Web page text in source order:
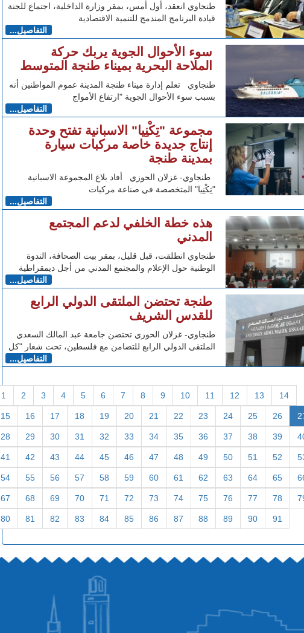
طنجاوي انعقد، أول أمس، بمقر وزارة الداخلية، اجتماع للجنة
قيادة البرنامج المندمج للتنمية الاقتصادية
التفاصيل...
سوء الأحوال الجوية يربك حركة
الملاحة البحرية بميناء طنجة المتوسط
طنجاوي تعلم إدارة ميناء طنجة المدينة عموم المواطنين أنه
بسبب سوء الأحوال الجوية "ارتفاع الأمواج
التفاصيل...
مجموعة "تِكْنِيا" الاسبانية تفتح وحدة
إنتاج جديدة خاصة مركبات سيارة
بمدينة طنجة
طنجاوي- غزلان الحوزي أفاد بلاغ المجموعة الاسبانية
"تِكْنِيا" المتخصصة في صناعة مركبات
التفاصيل...
هذه خطة الخلفي لدعم المجتمع
المدني
طنجاوي انطلقت، قبل قليل، بمقر بيت الصحافة، الندوة
الوطنية حول الإعلام والمجتمع المدني من أجل ديمقراطية
التفاصيل...
طنجة تحتضن الملتقى الدولي الرابع
للقدس الشريف
طنجاوي- غزلان الحوزي تحتضن جامعة عبد المالك السعدي
الملتقى الدولي الرابع للتضامن مع فلسطين، تحت شعار "كل
التفاصيل...
1 2 3 4 5 6 7 8 9 10 11 12 13 14
15 16 17 18 19 20 21 22 23 24 25 26
28 29 30 31 32 33 34 35 36 37 38 39
41 42 43 44 45 46 47 48 49 50 51 52
54 55 56 57 58 59 60 61 62 63 64 65
67 68 69 70 71 72 73 74 75 76 77 78
80 81 82 83 84 85 86 87 88 89 90 91